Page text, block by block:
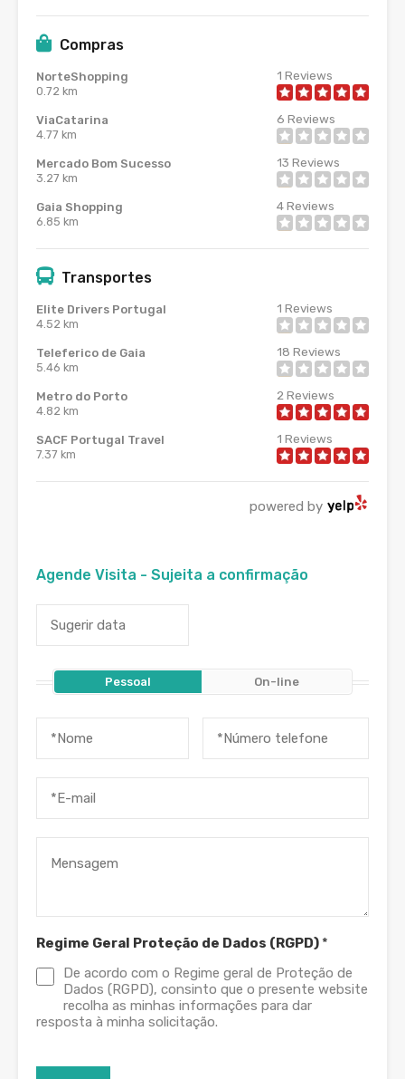
Compras
NorteShopping
0.72 km
1 Reviews
ViaCatarina
4.77 km
6 Reviews
Mercado Bom Sucesso
3.27 km
13 Reviews
Gaia Shopping
6.85 km
4Reviews
Transportes
Elite Drivers Portugal
4.52 km
1 Reviews
Teleferico de Gaia
5.46 km
18 Reviews
Metro do Porto
4.82 km
2 Reviews
SACF Portugal Travel
7.37 km
1 Reviews
powered by
Agende Visita - Sujeita a confirmação
Pessoal On-line
Regime Geral Proteção de Dados (RGPD) *
De acordo com o Regime geral de Proteção de
Dados (RGPD), consinto que o presente website
recolha as minhas informações para dar
resposta à minha solicitação.